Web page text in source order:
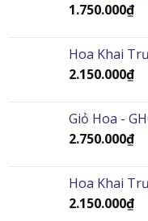
1.750.000₫
Hoa Khai
2.150.000₫
Giỏ Hoa -
2.750.000₫
Hoa Khai
2.150.000₫